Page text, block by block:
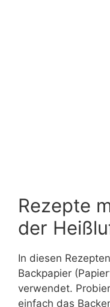
Rezepte
der
In diesen
Backpapier
verwendet.
einfach das